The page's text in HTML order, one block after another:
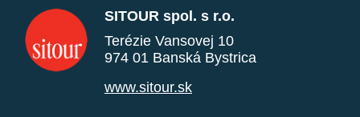
SITOUR spol. s r.o.
Terézie Vansovej 10
974 01 Banská Bystrica
www.sitour.sk